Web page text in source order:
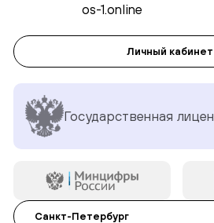
os-1.online
Личный
Государственная
Санкт-Петербург